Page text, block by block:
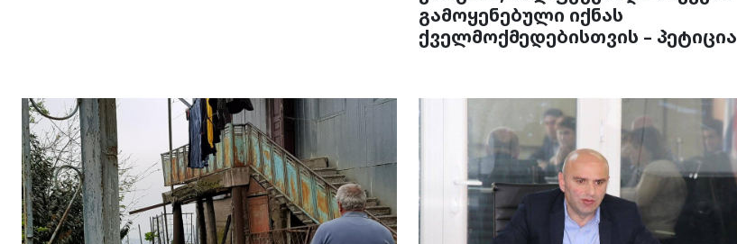
გამოყენებული იქნას
ქველმოქმედებისთვის – პეტიცია